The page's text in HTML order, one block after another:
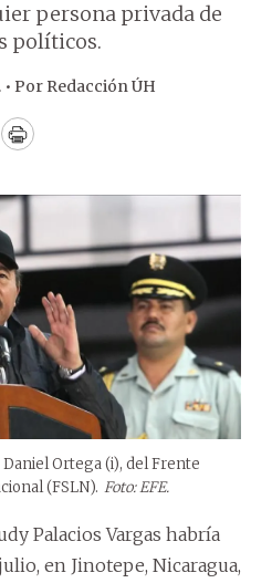
persona privada de
políticos.
Por Redacción ÚH
Print
Ortega (i), del Frente
(FSLN). Foto: EFE.
Palacios Vargas habría
en Jinotepe, Nicaragua,